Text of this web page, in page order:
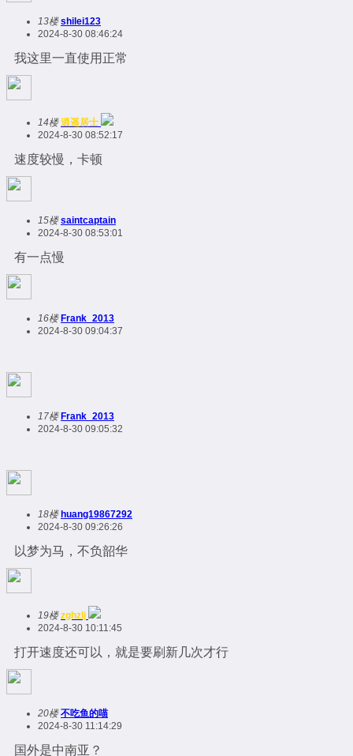
13楼 shilei123
2024-8-30 08:46:24
我这里一直使用正常
14楼 逍遥居士
2024-8-30 08:52:17
速度较慢，卡顿
15楼 saintcaptain
2024-8-30 08:53:01
有一点慢
16楼 Frank_2013
2024-8-30 09:04:37
17楼 Frank_2013
2024-8-30 09:05:32
18楼 huang19867292
2024-8-30 09:26:26
以梦为马，不负韶华
19楼 zghzlj
2024-8-30 10:11:45
打开速度还可以，就是要刷新几次才行
20楼 不吃鱼的喵
2024-8-30 11:14:29
国外是中南亚？